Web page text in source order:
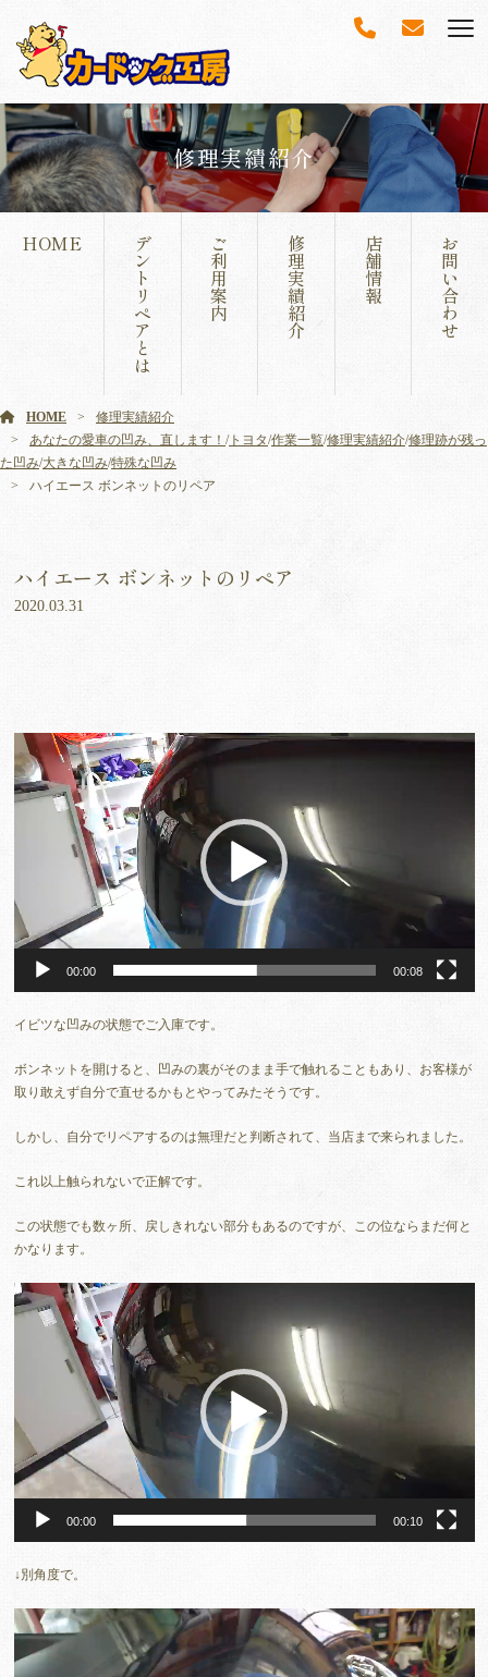
修理実績紹介
HOME デ
ン
ト
リ
ペ
ア
と
は
ご
利
用
案
内
修
理
実
績
紹
介
店
舗
情
報
お
問
い
合
わ
せ
HOME
修理実績紹介
あなたの愛車の凹み、直します！ /トヨタ/作業一覧/修理実績紹介/修理跡が残っ
た凹み/大きな凹み/特殊な凹み
ハイエース ボンネットのリペア
ハイエース ボンネットのリペア
2020.03.31
動
画
プ
00:00 00:08
イビツな凹みの状態でご入庫です。
ボンネットを開けると、凹みの裏がそのまま手で触れることもあり、お客様が
取り敢えず自分で直せるかもとやってみたそうです。
しかし、自分でリペアするのは無理だと判断されて、当店まで来られました。
これ以上触られないで正解です。
この状態でも数ヶ所、戻しきれない部分もあるのですが、この位ならまだ何と
かなります。
動
画
ー
00:00 00:10
↓別角度で。
動
画
プ